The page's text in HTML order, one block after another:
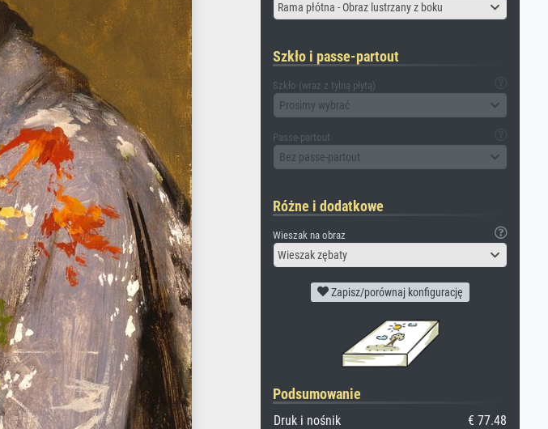
Rama płótna - Obraz lustrzany z boku
Szkło i passe-partout
Szkło (wraz z tylną płytą)
Prosimy wybrać
Passe-partout
Bez passe-partout
Różne i dodatkowe
Wieszak na obraz
Wieszak zębaty
Zapisz/porównaj konfigurację
Podsumowanie
Druk i nośnik
€ 77.48